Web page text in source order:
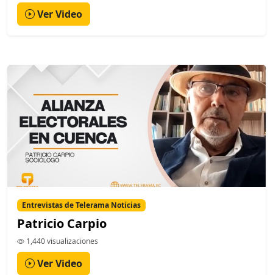
Ver Video
Entrevistas de Telerama Noticias
Patricio Carpio
1,440 visualizaciones
Ver Video